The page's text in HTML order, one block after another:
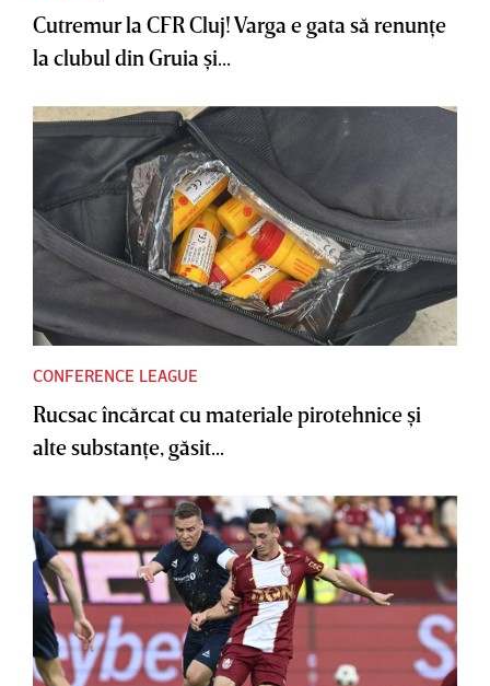
Cutremur la CFR Cluj! Varga e gata să renunţe
la clubul din Gruia şi...
CONFERENCE LEAGUE
Rucsac încărcat cu materiale pirotehnice şi
alte substanţe, găsit...